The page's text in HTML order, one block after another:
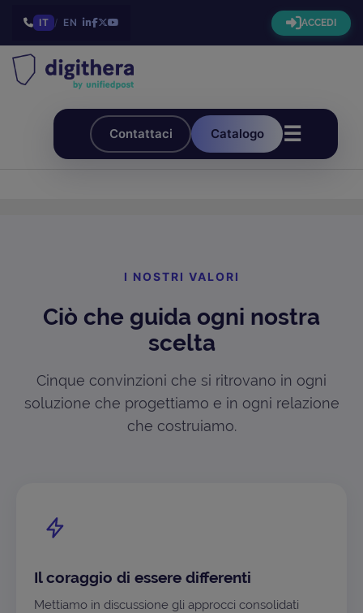
IT / EN ACCEDI
Contattaci Catalogo ☰
I NOSTRI VALORI
Ciò che guida ogni nostra
scelta
Cinque convinzioni che si ritrovano in ogni
soluzione che progettiamo e in ogni relazione
che costruiamo.
Il coraggio di essere differenti
Mettiamo in discussione gli approcci consolidati